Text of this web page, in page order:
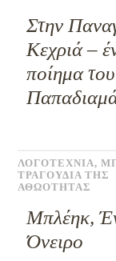
Στην
Κεχριά –
ποίημα
ΛΟΓΟΤΕΧΝΙΑ,
ΤΡΑΓΟΥΔΙΑ ΤΗΣ
ΑΘΩΟΤΗΤΑΣ
Μπλέηκ,
Όνειρο